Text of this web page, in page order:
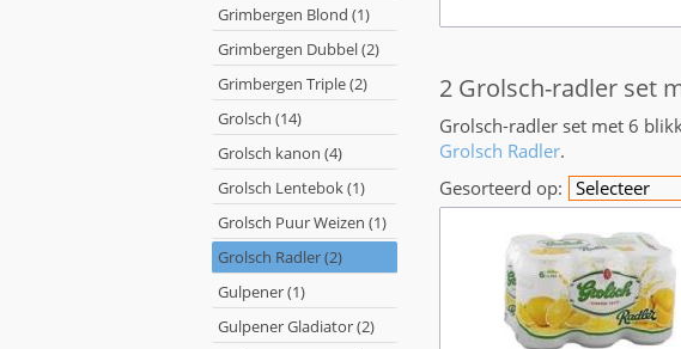
Grimbergen Blond (1)
Grimbergen Dubbel (2)
Grimbergen Triple (2)
Grolsch (14)
Grolsch kanon (4)
Grolsch Lentebok (1)
Grolsch Puur Weizen (1)
Grolsch Radler (2)
Gulpener (1)
Gulpener Gladiator (2)
2 Grolsch-radler set
Grolsch-radler set met 6
Grolsch Radler.
Gesorteerd op: Selecteer